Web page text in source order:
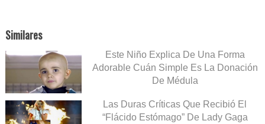
Similares
Este Niño Explica De Una Forma
Adorable Cuán Simple Es La Donación
De Médula
Las Duras Críticas Que Recibió El
“Flácido Estómago” De Lady Gaga